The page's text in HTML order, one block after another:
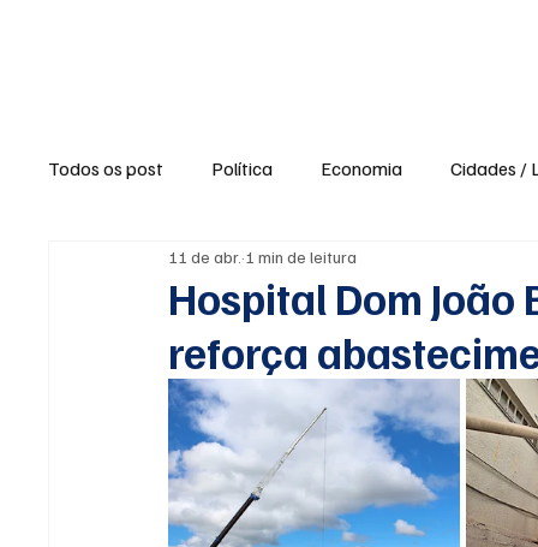
Todos os post Política Economia Cidades /
Polícia / Segurança Saúde
Opinião / Editorial Clima / Tempo Turismo
Agronegócio Opiniões e Blogs
Hospital Dom
reforça
11 de abr. 1 min de leitura